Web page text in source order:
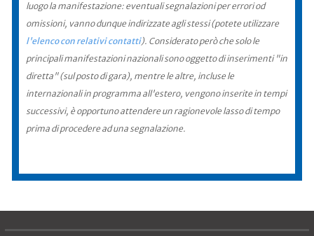
luogo la manifestazione: eventuali segnalazioni per errori od
omissioni, vanno dunque indirizzate agli stessi (potete utilizzare
l'elenco con relativi contatti). Considerato però che solo le
principali manifestazioni nazionali sono oggetto di inserimenti "in
diretta" (sul posto di gara), mentre le altre, incluse le
internazionali in programma all'estero, vengono inserite in tempi
successivi, è opportuno attendere un ragionevole lasso di tempo
prima di procedere ad una segnalazione.